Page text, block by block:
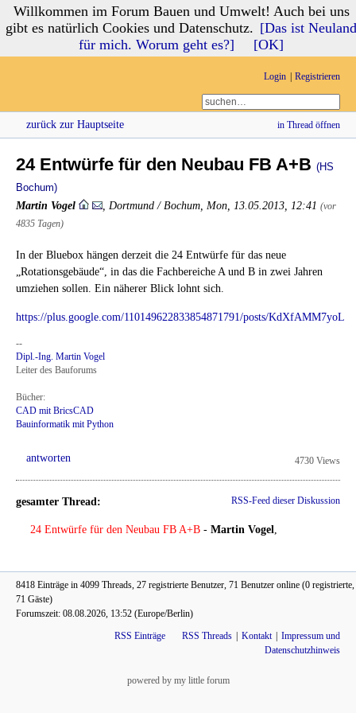
Forum Bauen und Umwelt
Login Registrieren
zurück zur Hauptseite in Thread öffnen
24 Entwürfe für den Neubau FB A+B (HS
Bochum)
Martin Vogel Dortmund / Bochum Mon, 13.05.2013, 12:41 (vor
4835 Tagen)
In der Bluebox hängen derzeit die 24 Entwürfe für das neue
„Rotationsgebäude“, in das die Fachbereiche A und B in zwei Jahren
umziehen sollen. Ein näherer Blick lohnt sich.
https://plus.google.com/110149622833854871791/posts/KdXfAMM7yoL
--
Dipl.-Ing. Martin Vogel
Leiter des Bauforums
Bücher:
CAD mit BricsCAD
Bauinformatik mit Python
antworten 4730 Views
gesamter Thread: RSS-Feed dieser Diskussion
24 Entwürfe für den Neubau FB A+B - Martin Vogel,
8418 Einträge in 4099 Threads, 27 registrierte Benutzer, 71 Benutzer online (0 registrierte,
71 Gäste)
Forumszeit: 08.08.2026, 13:52 (Europe/Berlin)
RSS Einträge
RSS Threads Kontakt
Impressum und
Datenschutzhinweis
powered by my little forum
Willkommen im Forum Bauen und Umwelt! Auch bei uns
gibt es natürlich Cookies und Datenschutz. [Das ist Neuland
für mich. Worum geht es?]
[OK]